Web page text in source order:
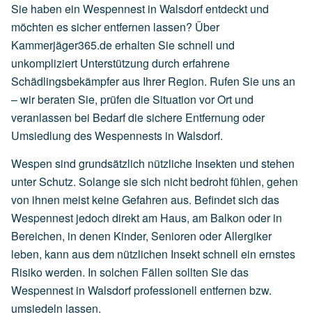
Sie haben ein Wespennest in Walsdorf entdeckt und
möchten es sicher entfernen lassen? Über
Kammerjäger365.de erhalten Sie schnell und
unkompliziert Unterstützung durch erfahrene
Schädlingsbekämpfer aus Ihrer Region. Rufen Sie uns an
– wir beraten Sie, prüfen die Situation vor Ort und
veranlassen bei Bedarf die sichere Entfernung oder
Umsiedlung des Wespennests in Walsdorf.
Wespen sind grundsätzlich nützliche Insekten und stehen
unter Schutz. Solange sie sich nicht bedroht fühlen, gehen
von ihnen meist keine Gefahren aus. Befindet sich das
Wespennest jedoch direkt am Haus, am Balkon oder in
Bereichen, in denen Kinder, Senioren oder Allergiker
leben, kann aus dem nützlichen Insekt schnell ein ernstes
Risiko werden. In solchen Fällen sollten Sie das
Wespennest in Walsdorf professionell entfernen bzw.
umsiedeln lassen.